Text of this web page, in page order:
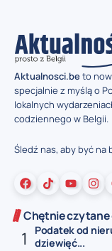
Aktualnosci.beto
specjalnie z myślą o
lokalnych
codziennego w Belgii.
Śledź nas, aby być na
Chętnie czytane
Podatek od
dziewięć...